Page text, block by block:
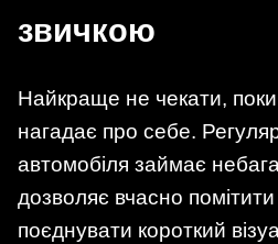
звичкою
Найкраще не чекати,
нагадає про себе.
автомобіля займає
дозволяє вчасно
поєднувати короткий